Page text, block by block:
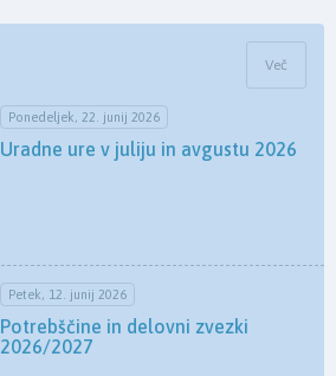
Več
Ponedeljek, 22. junij 2026
Uradne ure v juliju in avgustu 2026
Petek, 12. junij 2026
Potrebščine in delovni zvezki
2026/2027